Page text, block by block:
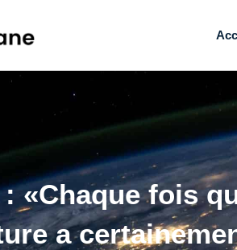
«Chaque fois
a